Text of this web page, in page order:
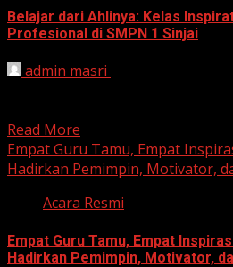
Belajar dari Ahlinya: Kelas
Profesional di SMPN 1 Sinjai
admin masri
Read More
Empat Guru Tamu, Empat
Hadirkan Pemimpin, Motivator,
Acara Resmi
Empat Guru Tamu, Empat
Hadirkan Pemimpin, Motivator,